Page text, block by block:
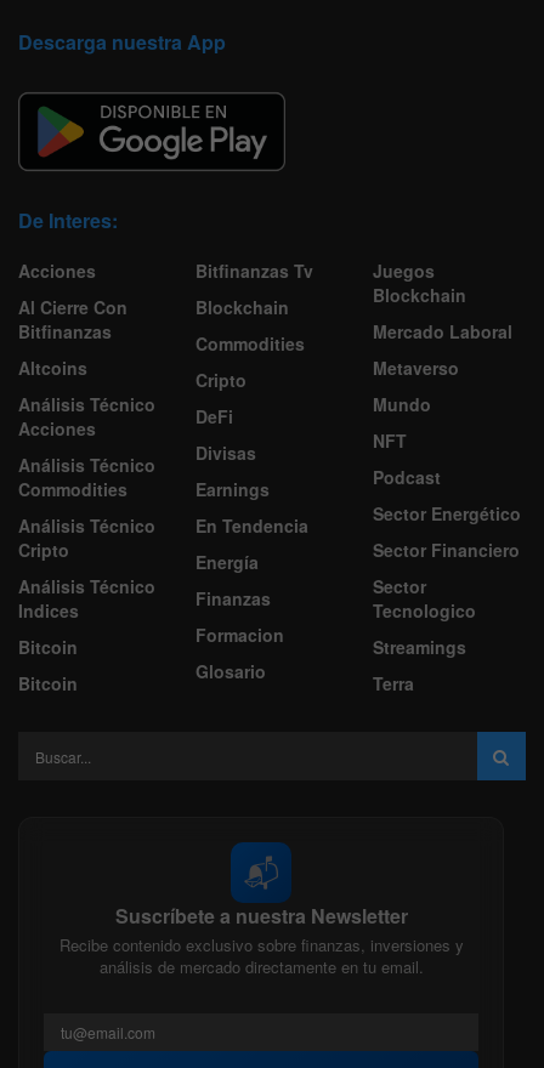
Descarga nuestra App
De Interes:
Acciones
Al Cierre Con
Bitfinanzas
Altcoins
Análisis Técnico
Acciones
Análisis Técnico
Commodities
Análisis Técnico
Cripto
Análisis Técnico
Indices
Bitcoin
Bitcoin
Bitfinanzas Tv
Blockchain
Commodities
Cripto
DeFi
Divisas
Earnings
En Tendencia
Energía
Finanzas
Formacion
Glosario
Juegos
Blockchain
Mercado Laboral
Metaverso
Mundo
NFT
Podcast
Sector Energético
Sector Financiero
Sector
Tecnologico
Streamings
Terra
📬
Suscríbete a nuestra Newsletter
Recibe contenido exclusivo sobre finanzas, inversiones y
análisis de mercado directamente en tu email.